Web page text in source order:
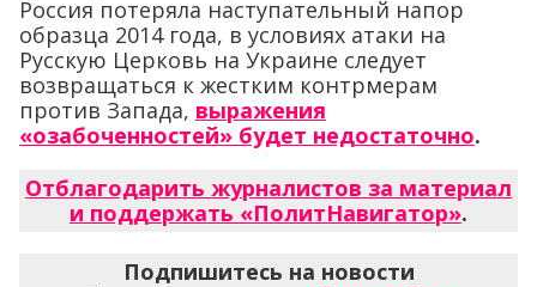
Россия потеряла наступательный напор
образца 2014 года, в условиях атаки на
Русскую Церковь на Украине следует
возвращаться к жестким контрмерам
против Запада, выражения
«озабоченностей» будет недостаточно.
Отблагодарить журналистов за материал
и поддержать «ПолитНавигатор».
Подпишитесь на новости